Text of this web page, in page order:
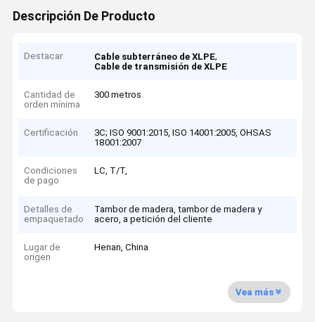
Descripción De Producto
Destacar Cable subterráneo de XLPE,
Cable de transmisión de XLPE
Cantidad de
orden mínima
300 metros
Certificación
3C; ISO 9001:2015, ISO 14001:2005, OHSAS
18001:2007
Condiciones
de pago
LC, T/T,
Detalles de
empaquetado
Tambor de madera, tambor de madera y
acero, a petición del cliente
Lugar de
origen
Henan, China
Vea más